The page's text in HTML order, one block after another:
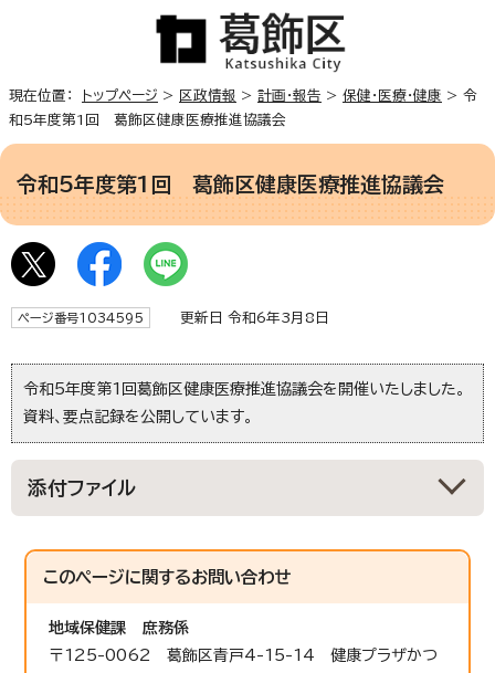
現在位置： トップページ > 区政情報 > 計画・報告 > 保健・医療・健康 > 令
和5年度第1回 葛飾区健康医療推進協議会
令和5年度第1回 葛飾区健康医療推進協議会
ページ番号1034595 更新日 令和6年3月8日
令和5年度第1回葛飾区健康医療推進協議会を開催いたしました。
資料、要点記録を公開しています。
添付ファイル
このページに関するお問い合わせ
地域保健課
庶務係
〒125-0062 葛飾区青戸4-15-14 健康プラザかつ